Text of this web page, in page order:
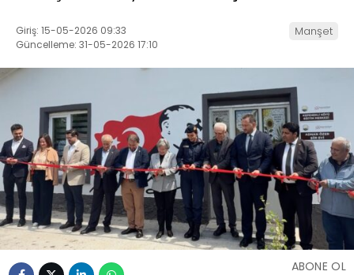
Giriş: 15-05-2026 09:33
Güncelleme: 31-05-2026 17:10
Manşet
ABONE OL